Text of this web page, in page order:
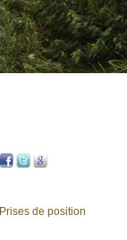
Prises de position